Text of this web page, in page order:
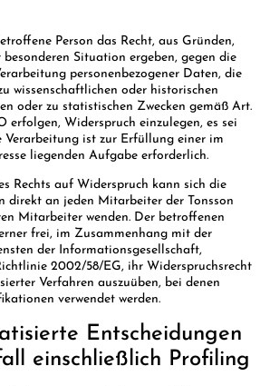
Person das Recht, aus Gründen,
Situation ergeben, gegen die
personenbezogener Daten, die
wissenschaftlichen oder historischen
oder zu statistischen Zwecken gemäß Art.
erfolgen, Widerspruch einzulegen, es sei
Verarbeitung ist zur Erfüllung einer im
liegenden Aufgabe erforderlich.
Rechts auf Widerspruch kann sich die
direkt an jeden Mitarbeiter der Tonsson
Mitarbeiter wenden. Der betroffenen
frei, im Zusammenhang mit der
der Informationsgesellschaft,
2002/58/EG, ihr Widerspruchsrecht
Verfahren auszuüben, bei denen
verwendet werden.
Entscheidungen
einschließlich Profiling